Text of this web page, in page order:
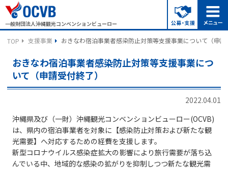
一般財団法人沖縄観光コンベンションビューロー
TOP 支援事業 おきなわ宿泊事業者感染防止対策等支援事業について（申
おきなわ宿泊事業者感染防止対策等支援事業につ
いて（申請受付終了）
2022.04.01
沖縄県及び（一財）沖縄観光コンベンションビューロー(OCVB)
は、県内の宿泊事業者を対象に【感染防止対策および新たな観
光需要】へ対応するための経費を支援します。
新型コロナウイルス感染症拡大の影響により旅行需要が落ち込
んでいる中、地域的な感染の拡がりを抑制しつつ新たな観光需